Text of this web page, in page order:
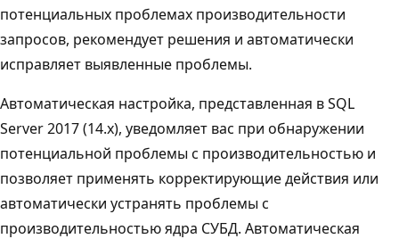
потенциальных проблемах производительности
запросов, рекомендует решения и автоматически
исправляет выявленные проблемы.
Автоматическая настройка, представленная в SQL
Server 2017 (14.x), уведомляет вас при обнаружении
потенциальной проблемы с производительностью и
позволяет применять корректирующие действия или
автоматически устранять проблемы с
производительностью ядра СУБД. Автоматическая